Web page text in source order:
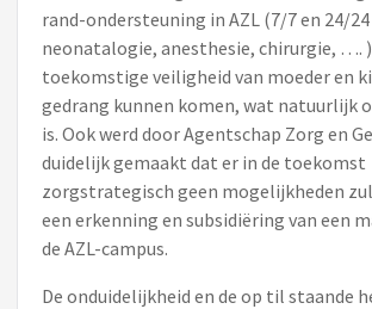
rand-ondersteuning in AZL (7/7 en 24/
neonatalogie, anesthesie, chirurgie, …. )
toekomstige veiligheid van moeder en
gedrang kunnen komen, wat natuurlijk
is. Ook werd door Agentschap Zorg en
duidelijk gemaakt dat er in de toekomst
zorgstrategisch geen mogelijkheden
een erkenning en subsidiëring van een
de AZL-campus.
De onduidelijkheid en de op til staande